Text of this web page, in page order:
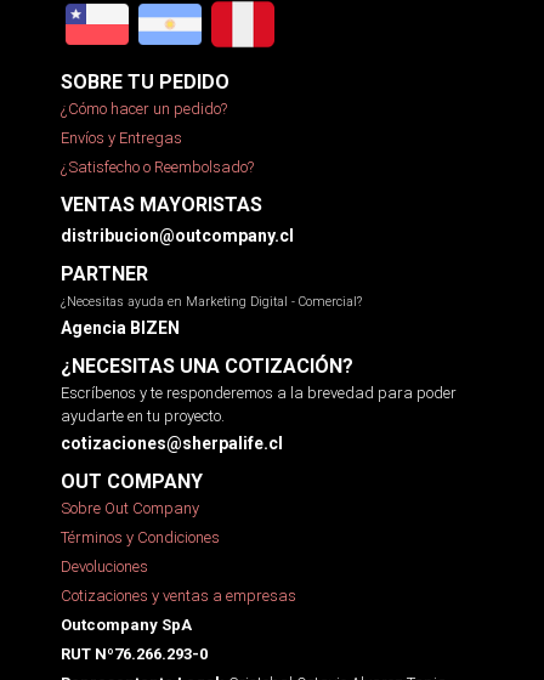
SOBRE TU PEDIDO
¿Cómo hacer un pedido?
Envíos y Entregas
¿Satisfecho o Reembolsado?
VENTAS MAYORISTAS
distribucion@outcompany.cl
PARTNER
¿Necesitas ayuda en Marketing Digital - Comercial?
Agencia BIZEN
¿NECESITAS UNA COTIZACIÓN?
Escríbenos y te responderemos a la brevedad para poder
ayudarte en tu proyecto.
cotizaciones@sherpalife.cl
OUT COMPANY
Sobre Out Company
Términos y Condiciones
Devoluciones
Cotizaciones y ventas a empresas
Outcompany SpA
RUT Nº76.266.293-0